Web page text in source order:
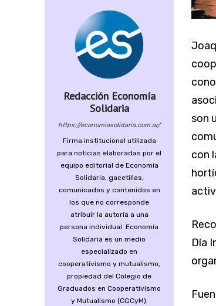
Redacción Economía
Solidaria
https://economiasolidaria.com.ar/
Firma institucional utilizada
para noticias elaboradas por el
equipo editorial de Economía
Solidaria, gacetillas,
comunicados y contenidos en
los que no corresponde
atribuir la autoría a una
persona individual. Economía
Solidaria es un medio
especializado en
cooperativismo y mutualismo,
propiedad del Colegio de
Graduados en Cooperativismo
y Mutualismo (CGCyM).
son
con
Día